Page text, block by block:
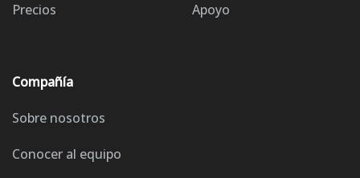
Precios
Compañía
Sobre nosotros
Conocer al equipo
Apoyo